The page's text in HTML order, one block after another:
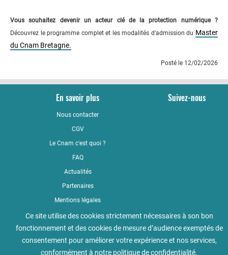
Vous souhaitez devenir un acteur clé de la protection numérique ?
Découvrez le programme complet et les modalités d'admission du Master
du Cnam Bretagne.
Posté le 12/02/2026
En savoir plus
Nous contacter
CGV
Le Cnam c'est quoi ?
FAQ
Actualités
Partenaires
Mentions légales
Qualité
Règlement intérieur
Accessibilité : non conforme
Suivez-nous
Ce site utilise des cookies strictement nécessaires à son bon
fonctionnement et des cookies de mesure d’audience exemptés de
consentement pour améliorer votre expérience et nos services,
conformément à notre politique de confidentialité.